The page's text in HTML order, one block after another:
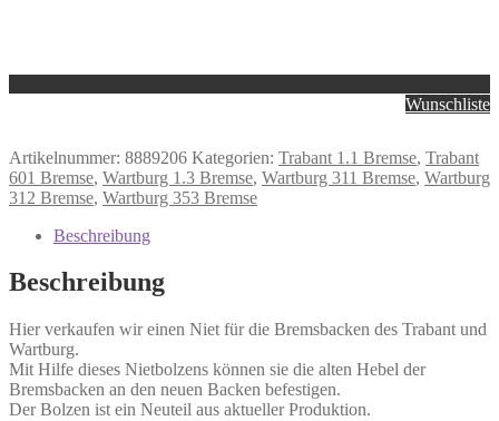
Wunschliste
Artikelnummer: 8889206 Kategorien: Trabant 1.1 Bremse, Trabant
601 Bremse, Wartburg 1.3 Bremse, Wartburg 311 Bremse, Wartburg
312 Bremse, Wartburg 353 Bremse
Beschreibung
Beschreibung
Hier verkaufen wir einen Niet für die Bremsbacken des Trabant und
Wartburg.
Mit Hilfe dieses Nietbolzens können sie die alten Hebel der
Bremsbacken an den neuen Backen befestigen.
Der Bolzen ist ein Neuteil aus aktueller Produktion.